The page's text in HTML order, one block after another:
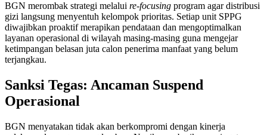
BGN merombak strategi melalui re-focusing program agar distribusi
gizi langsung menyentuh kelompok prioritas. Setiap unit SPPG
diwajibkan proaktif merapikan pendataan dan mengoptimalkan
layanan operasional di wilayah masing-masing guna mengejar
ketimpangan belasan juta calon penerima manfaat yang belum
terjangkau.
Sanksi Tegas: Ancaman Suspend
Operasional
BGN menyatakan tidak akan berkompromi dengan kinerja